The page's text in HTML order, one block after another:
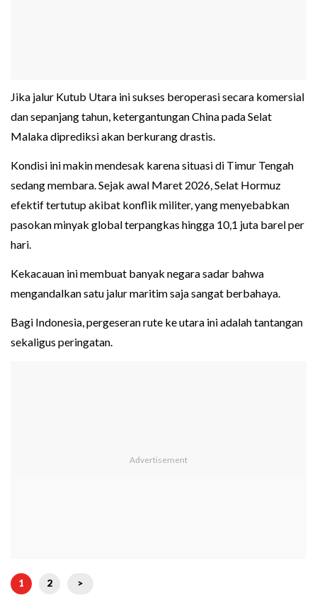
Jika jalur Kutub Utara ini sukses beroperasi secara komersial
dan sepanjang tahun, ketergantungan China pada Selat
Malaka diprediksi akan berkurang drastis.
Kondisi ini makin mendesak karena situasi di Timur Tengah
sedang membara. Sejak awal Maret 2026, Selat Hormuz
efektif tertutup akibat konflik militer, yang menyebabkan
pasokan minyak global terpangkas hingga 10,1 juta barel per
hari.
Kekacauan ini membuat banyak negara sadar bahwa
mengandalkan satu jalur maritim saja sangat berbahaya.
Bagi Indonesia, pergeseran rute ke utara ini adalah tantangan
sekaligus peringatan.
1 2 >